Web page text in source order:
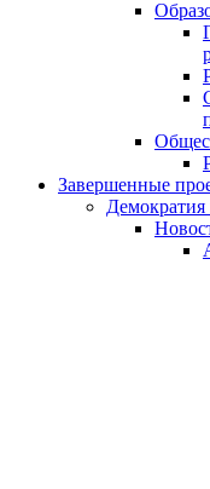
Завершенные
Демократия